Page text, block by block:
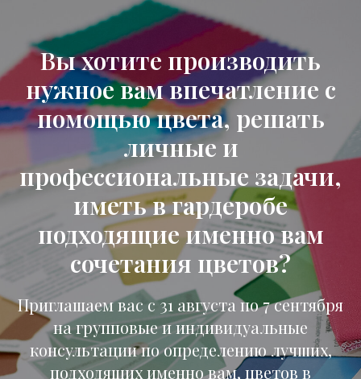
Вы хотите производить
нужное вам впечатление с
помощью цвета, решать
личные и
профессиональные задачи,
иметь в гардеробе
подходящие именно вам
сочетания цветов?
Приглашаем вас с 31 августа по 7 сентября
на групповые и индивидуальные
консультации по определению лучших,
подходящих именно вам, цветов в